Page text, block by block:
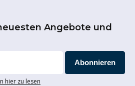
mit Bremse. Dadurch
einfach bremsen, um ein
Außerdem kann ein Möbelroller
keine Last darauf liegt. Sie sind
daher einfach zu verstauen.
Angebote und
Abonnieren
hier zu lesen